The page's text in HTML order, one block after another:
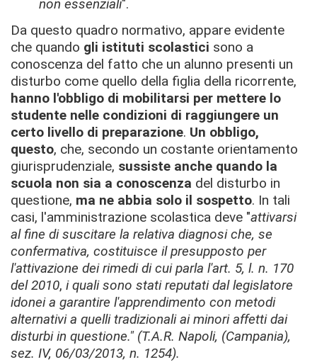
non essenziali".
Da questo quadro normativo, appare evidente
che quando gli istituti scolastici sono a
conoscenza del fatto che un alunno presenti un
disturbo come quello della figlia della ricorrente,
hanno l'obbligo di mobilitarsi per mettere lo
studente nelle condizioni di raggiungere un
certo livello di preparazione. Un obbligo,
questo, che, secondo un costante orientamento
giurisprudenziale, sussiste anche quando la
scuola non sia a conoscenza del disturbo in
questione, ma ne abbia solo il sospetto. In tali
casi, l'amministrazione scolastica deve "attivarsi
al fine di suscitare la relativa diagnosi che, se
confermativa, costituisce il presupposto per
l'attivazione dei rimedi di cui parla l'art. 5, l. n. 170
del 2010, i quali sono stati reputati dal legislatore
idonei a garantire l'apprendimento con metodi
alternativi a quelli tradizionali ai minori affetti dai
disturbi in questione." (T.A.R. Napoli, (Campania),
sez. IV, 06/03/2013, n. 1254).